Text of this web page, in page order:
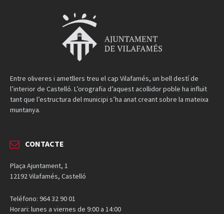
Entre oliveres i ametllers treu el cap Vilafamés, un bell destí de
l’interior de Castelló. L’orografia d’aquest acollidor poble ha influït
tant que l’estructura del municipi s’ha anat creant sobre la mateixa
muntanya.
CONTACTE
Plaça Ajuntament, 1
12192 Vilafamés, Castelló
Teléfono: 964 32 90 01
Horari: lunes a viernes de 9:00 a 14:00